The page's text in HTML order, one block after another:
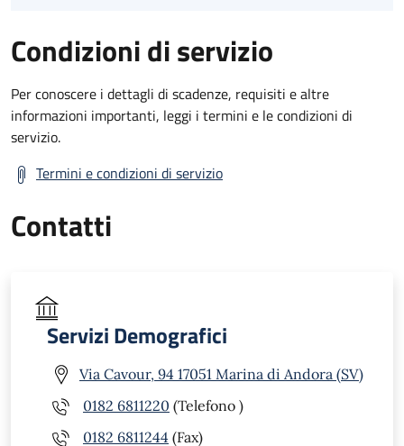
Condizioni di servizio
Per conoscere i dettagli di scadenze, requisiti e altre
informazioni importanti, leggi i termini e le condizioni di
servizio.
Termini e condizioni di servizio
Contatti
Servizi Demografici
Via Cavour, 94 17051 Marina di Andora (SV)
0182 6811220 (Telefono )
0182 6811244 (Fax)